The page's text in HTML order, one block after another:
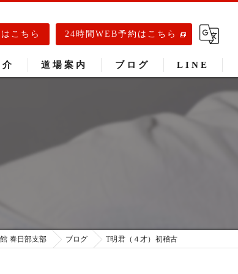
こちら 24時間WEB予約はこちら
道場案内 ブログ LINE
春日部支部 ブログ T明君（４才）初稽古